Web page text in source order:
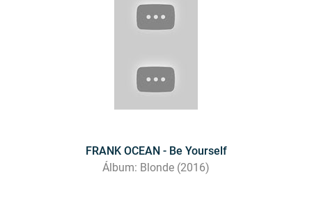
FRANK OCEAN - Be Yourself
Álbum: Blonde (2016)